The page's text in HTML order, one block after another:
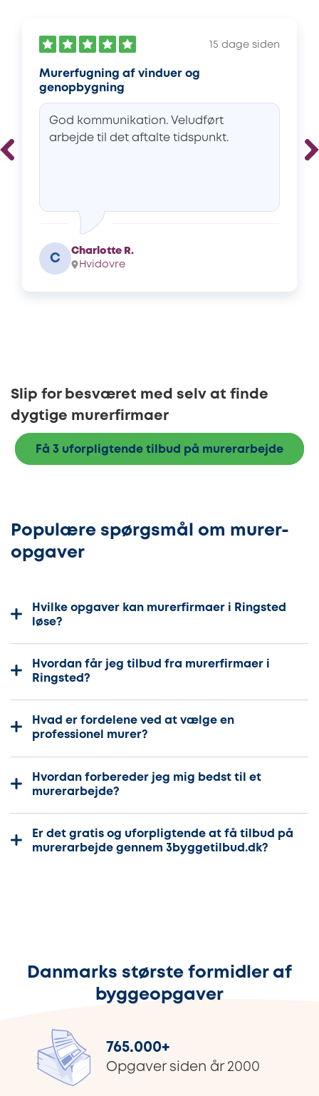
15 dage siden
Murerfugning af vinduer og
genopbygning
God kommunikation. Veludført
arbejde til det aftalte tidspunkt.
C
Charlotte R.
Hvidovre
Slip for besværet med selv at finde
dygtige murerfirmaer
Få 3 uforpligtende tilbud på murerarbejde
Populære spørgsmål om murer-
opgaver
Hvilke opgaver kan murerfirmaer i Ringsted
løse?
Hvordan får jeg tilbud fra murerfirmaer i
Ringsted?
Hvad er fordelene ved at vælge en
professionel murer?
Hvordan forbereder jeg mig bedst til et
murerarbejde?
Er det gratis og uforpligtende at få tilbud på
murerarbejde gennem 3byggetilbud.dk?
Danmarks største formidler af
byggeopgaver
765.000+
Opgaver siden år 2000